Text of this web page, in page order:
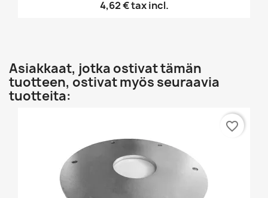
4,62 €tax incl.
Asiakkaat, jotka ostivat tämän
tuotteen, ostivat myös seuraavia
tuotteita:
favorite_border